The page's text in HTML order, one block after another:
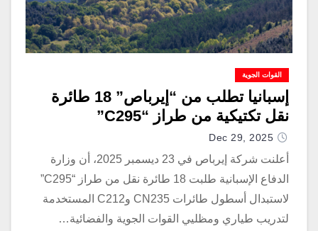
القوات الجوية
إسبانيا تطلب من “إيرباص” 18 طائرة
نقل تكتيكية من طراز “C295”
Dec 29, 2025
أعلنت شركة إيرباص في 23 ديسمبر 2025، أن وزارة
الدفاع الإسبانية طلبت 18 طائرة نقل من طراز “C295”
لاستبدال أسطول طائرات CN235 وC212 المستخدمة
لتدريب طياري ومظليي القوات الجوية والفضائية…